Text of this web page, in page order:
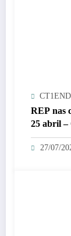
CT1END
REP nas
25 abril –
27/07/